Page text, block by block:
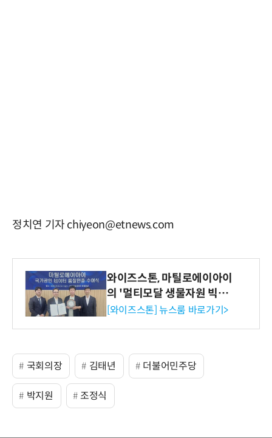
정치연 기자 chiyeon@etnews.com
와이즈스톤, 마틸로에이아이
의 '멀티모달 생물자원 빅데
이터'에 DQ인증 최고 등급
[와이즈스톤] 뉴스룸 바로가기>
국회의장 김태년 더불어민주당
박지원 조정식